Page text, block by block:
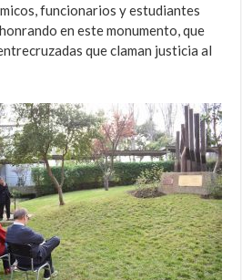
funcionarios y estudiantes
en este monumento, que
que claman justicia al